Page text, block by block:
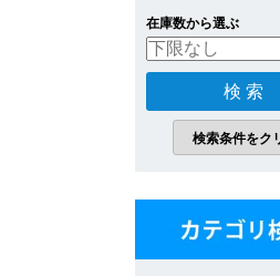
在庫数から選ぶ